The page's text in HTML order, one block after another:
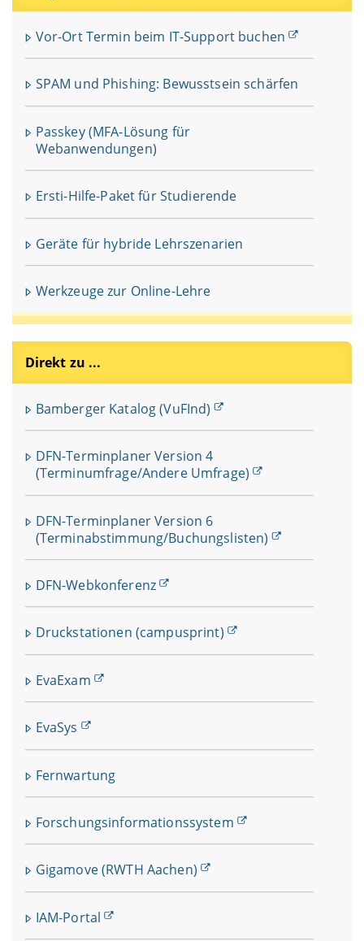
Vor-Ort Termin beim IT-Support buchen
SPAM und Phishing: Bewusstsein schärfen
Passkey (MFA-Lösung für
Webanwendungen)
Ersti-Hilfe-Paket für Studierende
Geräte für hybride Lehrszenarien
Werkzeuge zur Online-Lehre
Direkt zu ...
Bamberger Katalog (VuFInd)
DFN-Terminplaner Version 4
(Terminumfrage/Andere Umfrage)
DFN-Terminplaner Version 6
(Terminabstimmung/Buchungslisten)
DFN-Webkonferenz
Druckstationen (campusprint)
EvaExam
EvaSys
Fernwartung
Forschungsinformationssystem
Gigamove (RWTH Aachen)
IAM-Portal